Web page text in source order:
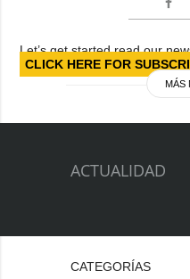
Let’s get started read our
CLICK HERE FOR
MÁS
ACTUALIDAD
CATEGORÍAS